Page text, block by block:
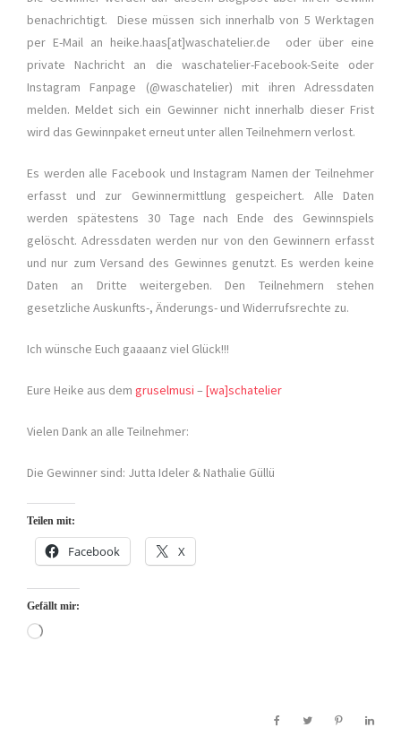
benachrichtigt. Diese müssen sich innerhalb von 5 Werktagen
per E-Mail an heike.haas[at]waschatelier.de oder über eine
private Nachricht an die waschatelier-Facebook-Seite oder
Instagram Fanpage (@waschatelier) mit ihren Adressdaten
melden. Meldet sich ein Gewinner nicht innerhalb dieser Frist
wird das Gewinnpaket erneut unter allen Teilnehmern verlost.
Es werden alle Facebook und Instagram Namen der Teilnehmer
erfasst und zur Gewinnermittlung gespeichert. Alle Daten
werden spätestens 30 Tage nach Ende des Gewinnspiels
gelöscht. Adressdaten werden nur von den Gewinnern erfasst
und nur zum Versand des Gewinnes genutzt. Es werden keine
Daten an Dritte weitergeben. Den Teilnehmern stehen
gesetzliche Auskunfts-, Änderungs- und Widerrufsrechte zu.
Ich wünsche Euch gaaaanz viel Glück!!!
Eure Heike aus dem gruselmusi – [wa]schatelier
Vielen Dank an alle Teilnehmer:
Die Gewinner sind: Jutta Ideler & Nathalie Güllü
Teilen mit:
Facebook X
Gefällt mir:
Wird